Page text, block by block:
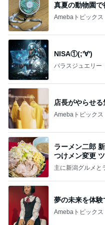
真夏の動物園
Amebaトピックス
NISA①(;'∀')
パラスジュエリー
店長がやらせ
Amebaトピックス
ラーメン二郎
つけメン変更
主に新潟グルメと
夢の未来を体
Amebaトピックス